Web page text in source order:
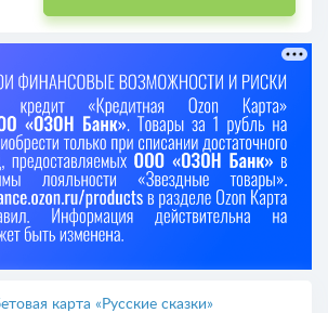
карта «Русские сказки»